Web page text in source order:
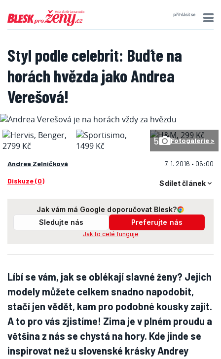
přihlásit se
Styl podle celebrit: Buďte na
horách hvězda jako Andrea
Verešová!
5 Fotogalerie >
Andrea Zelníčková 7. 1. 2016 • 06:00
Diskuze (0) Sdílet článek
Jak vám má Google doporučovat Blesk?
Sledujte nás
Preferujte nás
Jak to celé funguje
Líbí se vám, jak se oblékají slavné ženy? Jejich
modely můžete celkem snadno napodobit,
stačí jen vědět, kam pro podobné kousky zajít.
A to pro vás zjistíme! Zima je v plném proudu a
většina z nás se chystá na hory. Kde jinde se
inspirovat než u slovenské krásky Andrey